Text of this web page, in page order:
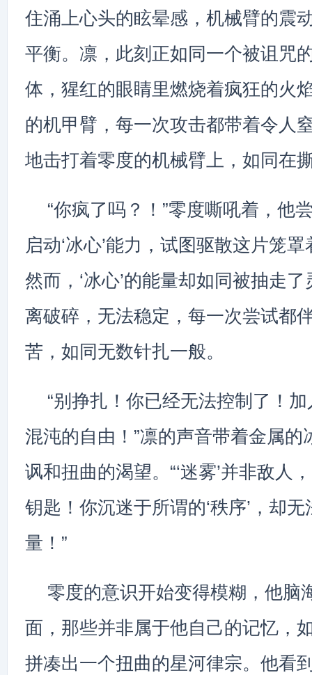
住涌上心头的眩晕感，机械臂的震
平衡。凛，此刻正如同一个被诅咒
体，猩红的眼睛里燃烧着疯狂的火
的机甲臂，每一次攻击都带着令人
地击打着零度的机械臂上，如同在
“你疯了吗？！”零度嘶吼着，他
启动‘冰心’能力，试图驱散这片笼罩
然而，‘冰心’的能量却如同被抽走
离破碎，无法稳定，每一次尝试都
苦，如同无数针扎一般。
“别挣扎！你已经无法控制了！
混沌的自由！”凛的声音带着金属的
讽和扭曲的渴望。“‘迷雾’并非敌人
钥匙！你沉迷于所谓的‘秩序’，却
量！”
零度的意识开始变得模糊，他脑
面，那些并非属于他自己的记忆，
拼凑出一个扭曲的星河律宗。他看